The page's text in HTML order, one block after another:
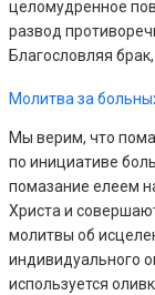
целомудренное
развод
Благословляя
Молитва за
Мы верим, что
по инициативе
помазание елеем
Христа и
молитвы об
индивидуального
используется